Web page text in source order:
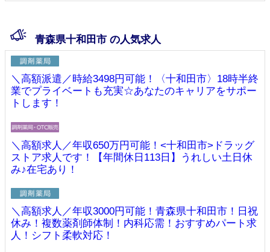
青森県十和田市 の人気求人
＼高額派遣／時給3498円可能！〈十和田市〉18時半終
業でプライベートも充実☆あなたのキャリアをサポー
トします！
＼高額求人／年収650万円可能！<十和田市>ドラッグ
ストア求人です！【年間休日113日】うれしい土日休
み♪在宅あり！
＼高額求人／年収3000円可能！青森県十和田市！日祝
休み！複数薬剤師体制！内科応需！おすすめパート求
人！シフト柔軟対応！